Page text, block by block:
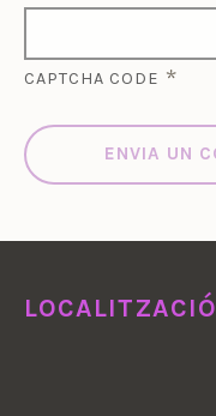
CAPTCHA CODE *
LOCALITZACIÓ